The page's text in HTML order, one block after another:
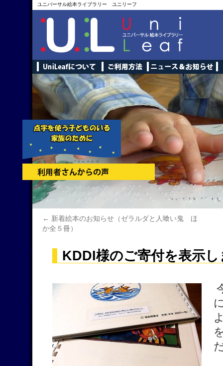
ユニバーサル絵本ライブラリー ユニリーフ
← 新着絵本のお知らせ（ゼラルダと人喰い鬼 ほ
か全５冊）
KDDI様のご寄付を表示